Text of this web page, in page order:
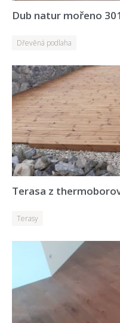
Dub natur mořeno 301
Dřevěná podlaha
Terasa z
Terasy